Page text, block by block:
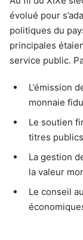
évolué pour
politiques du
principales
service public.
L’émission
monnaie
Le soutien
titres
La gestion
la valeur
Le conseil